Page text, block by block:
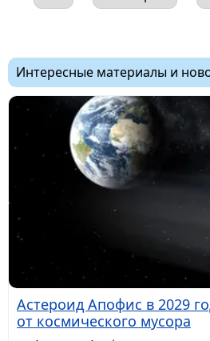
Интересные материалы и
Астероид Апофис в 2029
от космического мусора